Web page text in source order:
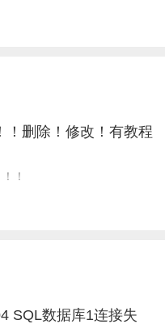
！删除！修改！有教程
！
SQL数据库1连接失